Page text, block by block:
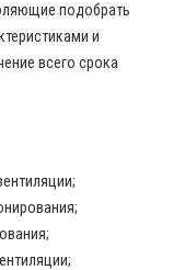
подобрать
и
всего срока